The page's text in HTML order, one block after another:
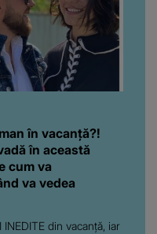
în vacanță?!
în această
cum va
va vedea
din vacanță, iar